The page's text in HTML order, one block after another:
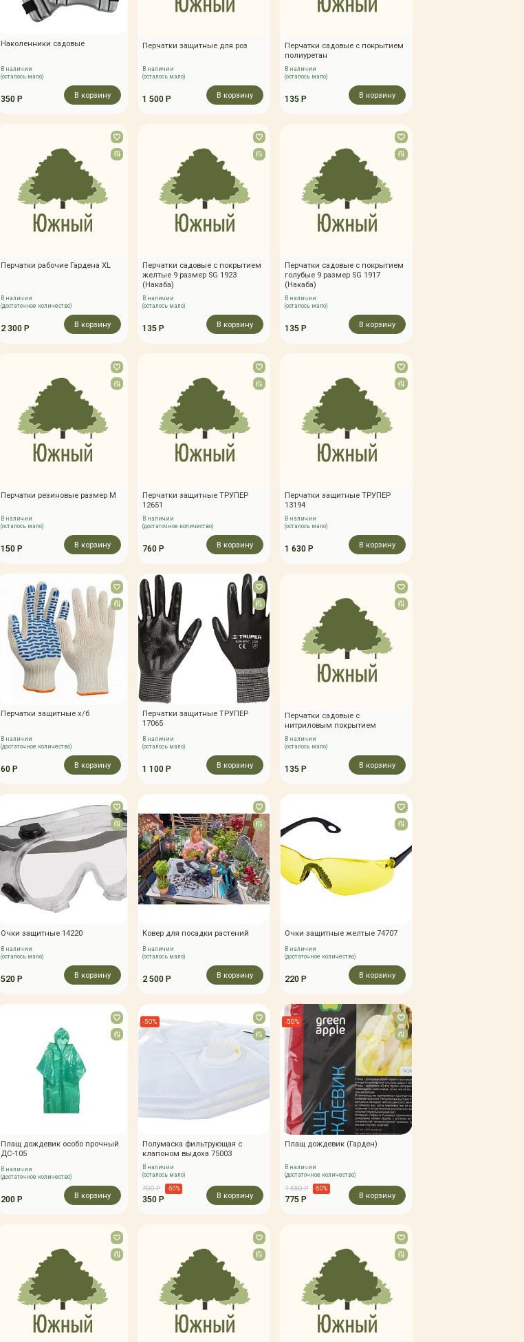
Наколенники садовые
В наличии
(осталось мало)
350 Р В корзину
Перчатки защитные для роз
В наличии
(осталось мало)
1 500 Р В корзину
Перчатки садовые с покрытием
полиуретан
В наличии
(осталось мало)
135 Р В корзину
Перчатки рабочие Гардена XL
В наличии
(достаточное количество)
2 300 Р В корзину
Перчатки садовые с покрытием
желтые 9 размер SG 1923
(Накаба)
В наличии
(осталось мало)
135 Р В корзину
Перчатки садовые с покрытием
голубые 9 размер SG 1917
(Накаба)
В наличии
(осталось мало)
135 Р В корзину
Перчатки резиновые размер М
В наличии
(осталось мало)
150 Р В корзину
Перчатки защитные ТРУПЕР
12651
В наличии
(достаточное количество)
760 Р В корзину
Перчатки защитные ТРУПЕР
13194
В наличии
(осталось мало)
1 630 Р В корзину
Перчатки защитные х/б
В наличии
(достаточное количество)
60 Р В корзину
Перчатки защитные ТРУПЕР
17065
В наличии
(осталось мало)
1 100 Р В корзину
Перчатки садовые с
нитриловым покрытием
В наличии
(осталось мало)
135 Р В корзину
Очки защитные 14220
В наличии
(осталось мало)
520 Р В корзину
Ковер для посадки растений
В наличии
(осталось мало)
2 500 Р В корзину
Очки защитные желтые 74707
В наличии
(достаточное количество)
220 Р В корзину
Плащ дождевик особо прочный
ДС-105
В наличии
(достаточное количество)
200 Р В корзину
-50%
Полумаска фильтрующая с
клапоном выдоха 75003
В наличии
(осталось мало)
700 Р -50%
350 Р В корзину
-50%
Плащ дождевик (Гарден)
В наличии
(достаточное количество)
1 550 Р -50%
775 Р В корзину